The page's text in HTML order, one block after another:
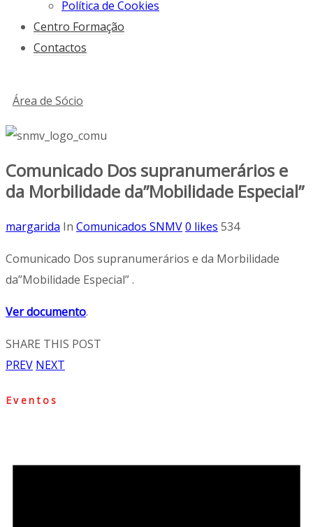
Política de Cookies
Centro Formação
Contactos
Área de Sócio
Comunicado Dos supranumerários e
da Morbilidade da”Mobilidade Especial”
margarida In Comunicados SNMV0 likes 534
Comunicado Dos supranumerários e da Morbilidade
da”Mobilidade Especial” .
Ver documento.
SHARE THIS POST
PREV NEXT
Eventos